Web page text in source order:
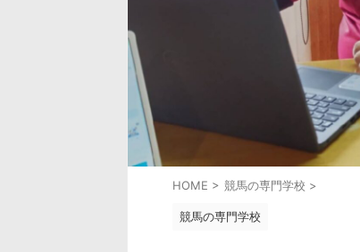
HOME > 競馬の専門学校 >
競馬の専門学校